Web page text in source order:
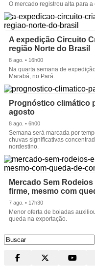
O mercado registrou alta para
A expedição Circuito
região Norte do Brasil
8 ago. • 16h00
Na quarta semana de
Marabá, no Pará.
Prognóstico climático
agosto
8 ago. • 6h00
Semana será marcada por
chuvas significativas
nordestino.
Mercado Sem
firme, mesmo com
7 ago. • 17h30
Menor oferta de boiadas
queda na exportação.